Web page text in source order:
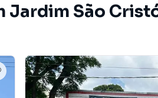
e imóvel pronto para uso
Jardim São